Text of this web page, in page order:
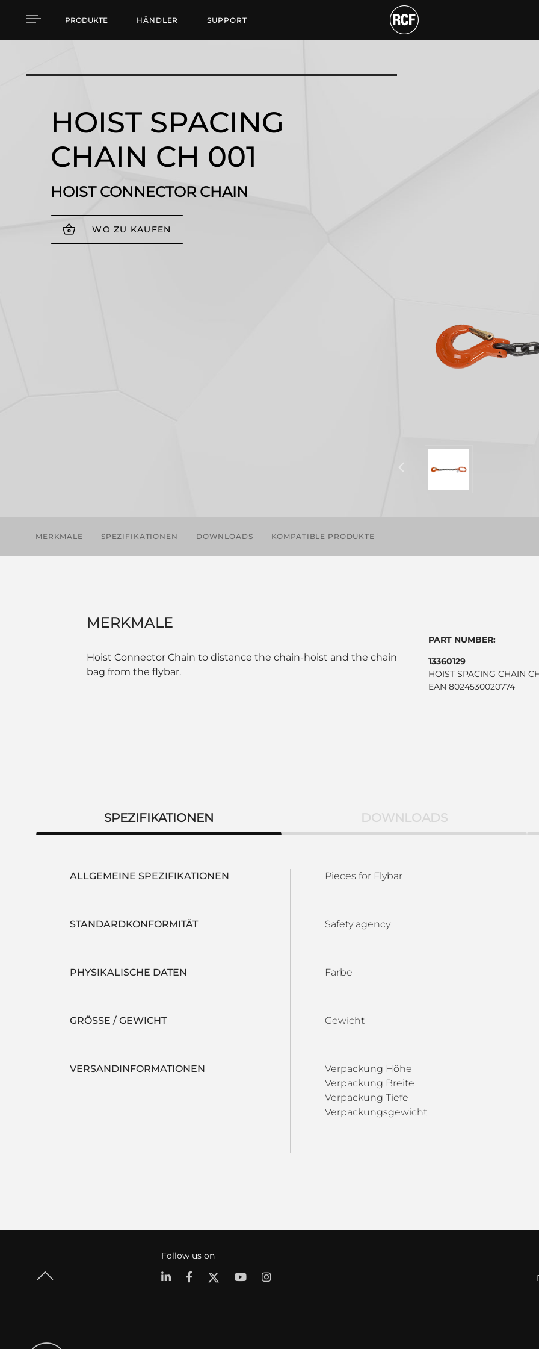
HOIST SPACING CHAIN CH 001 HOIST
PRODUKTE HÄNDLER SUPPORT
HOIST SPACING
CHAIN CH 001
HOIST CONNECTOR CHAIN
WO ZU KAUFEN
MERKMALE SPEZIFIKATIONEN DOWNLOADS KOMPATIBLE PRODUKTE
MERKMALE
Hoist Connector Chain to distance the chain-hoist and the chain
bag from the flybar.
PART NUMBER:
13360129
HOIST SPACING CHAIN
EAN 8024530020774
SPEZIFIKATIONEN DOWNLOADS
ALLGEMEINE SPEZIFIKATIONEN Pieces for Flybar
STANDARDKONFORMITÄT Safety agency
PHYSIKALISCHE DATEN Farbe
GRÖSSE / GEWICHT Gewicht
VERSANDINFORMATIONEN Verpackung Höhe
Verpackung Breite
Verpackung Tiefe
Verpackungsgewicht
Follow us on